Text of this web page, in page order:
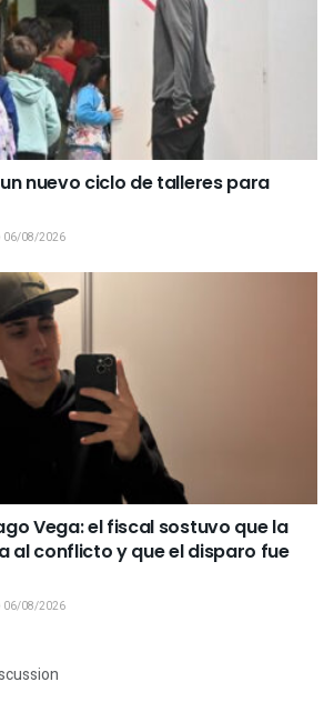
nuevo ciclo de talleres para
06/08/2026
Vega: el fiscal sostuvo que la
al conflicto y que el disparo fue
06/08/2026